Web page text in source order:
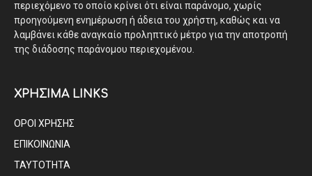
περιεχόμενο το οποίο κρίνει ότι είναι παράνομο, χωρίς
προηγούμενη ενημέρωση ή άδεια του χρήστη, καθώς και να
λαμβάνει κάθε αναγκαίο προληπτικό μέτρο για την αποτροπή
της διάδοσης παράνομου περιεχομένου.
ΧΡΗΣΙΜΑ LINKS
ΟΡΟΙ ΧΡΗΣΗΣ
ΕΠΙΚΟΙΝΩΝΙΑ
ΤΑΥΤΟΤΗΤΑ